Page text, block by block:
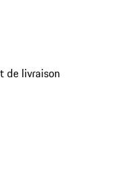
de livraison